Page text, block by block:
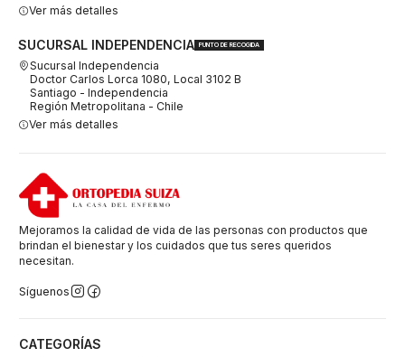
Ver más detalles
SUCURSAL INDEPENDENCIA PUNTO DE RECOGIDA
Sucursal Independencia
Doctor Carlos Lorca 1080, Local 3102 B
Santiago - Independencia
Región Metropolitana - Chile
Ver más detalles
Mejoramos la calidad de vida de las personas con productos que
brindan el bienestar y los cuidados que tus seres queridos
necesitan.
Síguenos
CATEGORÍAS